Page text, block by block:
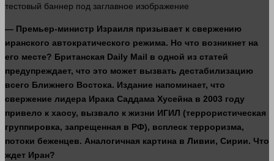
тестовый баннер под заглавное изображение
— Премьер-министр Израиля призывает к свержению
иранского автократического режима. Но что возникнет на
его месте? Британская Daily Mail в одной из статей
предупреждает, что это может вызвать дестабилизацию
всего Ближнего Востока. Издание напоминает, что
свержение лидера Ирака Саддама Хусейна в 2003 году
привело к хаосу, вызвало к жизни ИГИЛ (террористическая
группировка, запрещенная в РФ), всплеск терроризма,
потоки беженцев. Аналогичная картина в Ливии, Сирии. Что
ждет Иран?